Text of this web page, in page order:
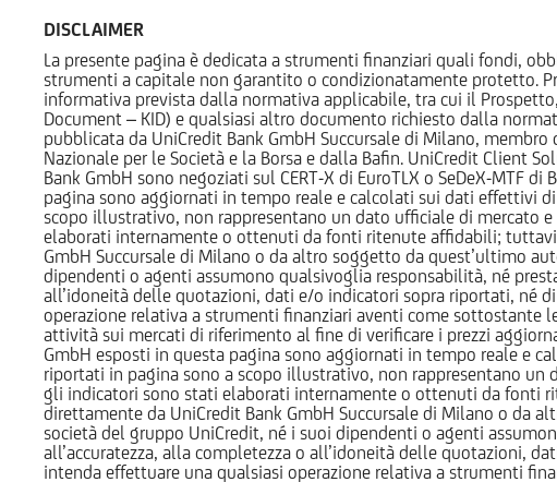
DISCLAIMER
La presente pagina è dedicata a strumenti finanziari quali fondi,
strumenti a capitale non garantito o condizionatamente protetto.
informativa prevista dalla normativa applicabile, tra cui il
Document – KID) e qualsiasi altro documento richiesto dalla
pubblicata da UniCredit Bank GmbH Succursale di Milano,
Nazionale per le Società e la Borsa e dalla Bafin. UniCredit Client
Bank GmbH sono negoziati sul CERT-X di EuroTLX o SeDeX-MTF
pagina sono aggiornati in tempo reale e calcolati sui dati effettivi
scopo illustrativo, non rappresentano un dato ufficiale di mercato
elaborati internamente o ottenuti da fonti ritenute affidabili;
GmbH Succursale di Milano o da altro soggetto da quest’ultimo
dipendenti o agenti assumono qualsivoglia responsabilità, né
all’idoneità delle quotazioni, dati e/o indicatori sopra riportati, né
operazione relativa a strumenti finanziari aventi come sottostante
attività sui mercati di riferimento al fine di verificare i prezzi
GmbH esposti in questa pagina sono aggiornati in tempo reale e
riportati in pagina sono a scopo illustrativo, non rappresentano
gli indicatori sono stati elaborati internamente o ottenuti da fonti
direttamente da UniCredit Bank GmbH Succursale di Milano o da
società del gruppo UniCredit, né i suoi dipendenti o agenti
all’accuratezza, alla completezza o all’idoneità delle quotazioni,
intenda effettuare una qualsiasi operazione relativa a strumenti